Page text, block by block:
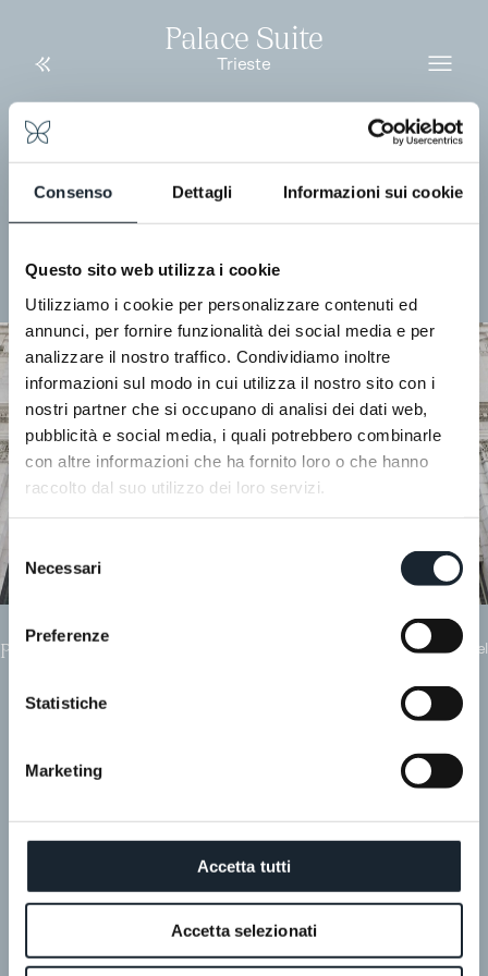
Consenso Dettagli Informazioni sui cookie
Questo sito web utilizza i cookie
Utilizziamo i cookie per personalizzare contenuti ed
annunci, per fornire funzionalità dei social media e per
analizzare il nostro traffico. Condividiamo inoltre
informazioni sul modo in cui utilizza il nostro sito con i
nostri partner che si occupano di analisi dei dati web,
pubblicità e social media, i quali potrebbero combinarle
con altre informazioni che ha fornito loro o che hanno
raccolto dal suo utilizzo dei loro servizi.
del
consenso
Necessari
Preferenze
Statistiche
Marketing
Accetta tutti
Accetta selezionati
Palace Suite
Trieste
Palace Suite
hotel
della sua facciata. Che è